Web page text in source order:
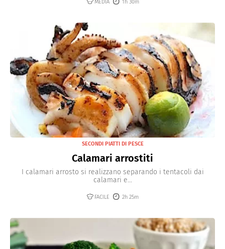
MEDIA 1h 30m
SECONDI PIATTI DI PESCE
Calamari arrostiti
I calamari arrosto si realizzano separando i tentacoli dai
calamari e...
FACILE 2h 25m